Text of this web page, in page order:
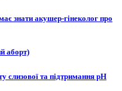
знати акушер-гінеколог про
аборт)
слизової та підтримання рН